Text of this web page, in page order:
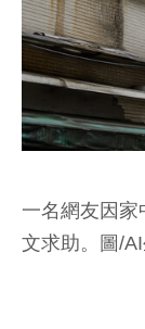
一名網友因
文求助。圖/